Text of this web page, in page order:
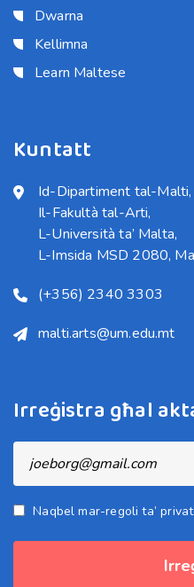
Dwarna
Kellimna
Learn Maltese
Kuntatt
Id-Dipartiment tal-Malti,
Il-Fakultà tal-Arti,
L-Università ta’ Malta,
L-Imsida MSD 2080,
(+356) 2340 3303
malti.arts@um.edu.mt
Irreġistra għal
Naqbel mar-regoli ta’